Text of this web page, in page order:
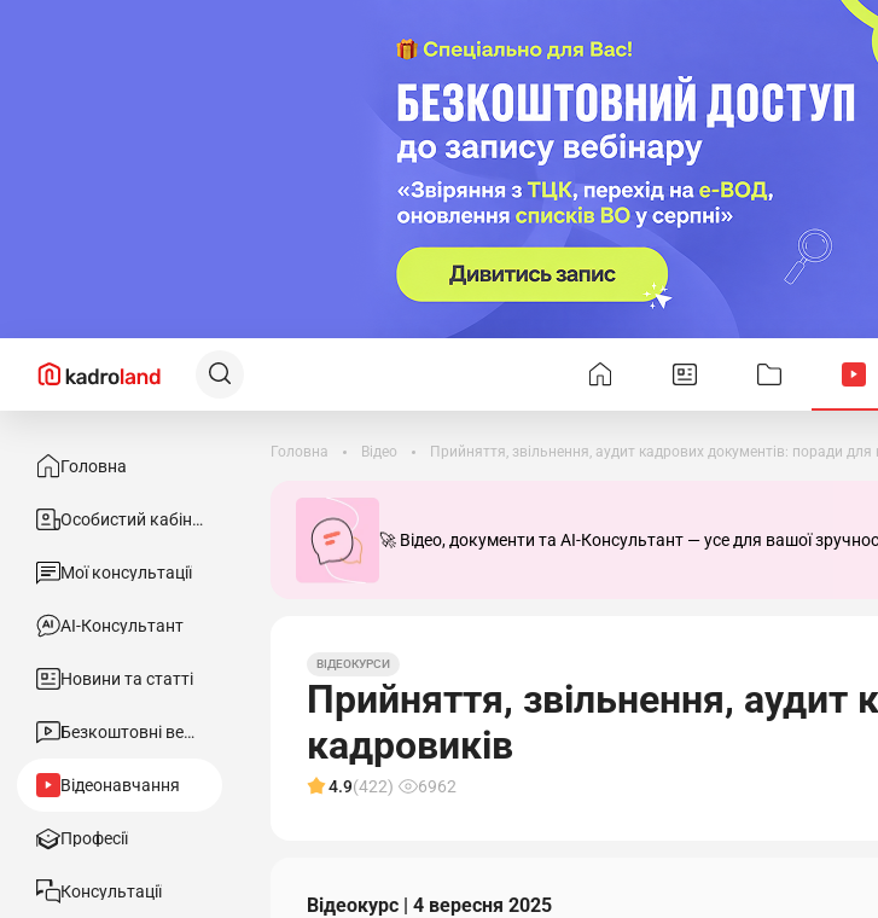
Головна
Особистий кабінет
Мої консультації
АІ-Консультант
Новини та статті
Безкоштовні вебінари
Відеонавчання
Професії
Консультації
Головна Відео Прийняття, звільнення, аудит кадрових документів: поради для
🚀 Відео, документи та AI-Консультант — усе для вашої
ВІДЕОКУРСИ
Прийняття, звільнення, аудит
кадровиків
4.9(422) 6962
Відеокурс | 4 вересня 2025